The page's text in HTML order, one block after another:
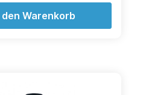
leckeren Geschmack
den Warenkorb